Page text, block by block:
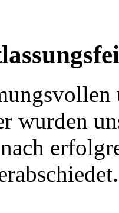
wurden